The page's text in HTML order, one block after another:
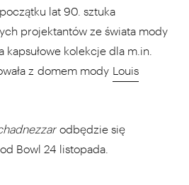
lat 90. sztuka
projektantów ze świata mody
kapsułowe kolekcje dla m.in.
z domem mody Louis
odbędzie się
Bowl 24 listopada.